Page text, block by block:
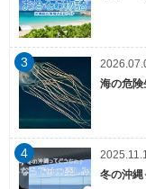
3
海の危険
4
冬の沖縄